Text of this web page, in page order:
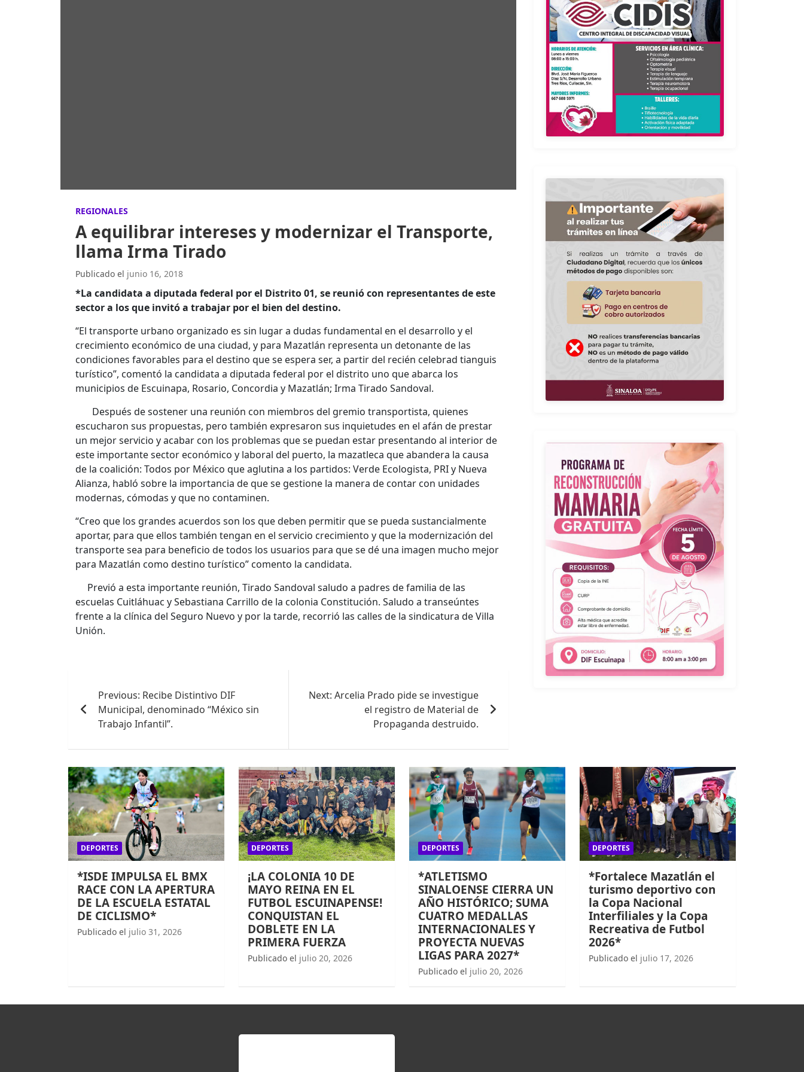
REGIONALES
A equilibrar intereses y modernizar el Transporte,
llama Irma Tirado
Publicado el junio 16, 2018
*La candidata a diputada federal por el Distrito 01, se reunió con representantes de este
sector a los que invitó a trabajar por el bien del destino.
“El transporte urbano organizado es sin lugar a dudas fundamental en el desarrollo y el
crecimiento económico de una ciudad, y para Mazatlán representa un detonante de las
condiciones favorables para el destino que se espera ser, a partir del recién celebrad tianguis
turístico”, comentó la candidata a diputada federal por el distrito uno que abarca los
municipios de Escuinapa, Rosario, Concordia y Mazatlán; Irma Tirado Sandoval.
Después de sostener una reunión con miembros del gremio transportista, quienes
escucharon sus propuestas, pero también expresaron sus inquietudes en el afán de prestar
un mejor servicio y acabar con los problemas que se puedan estar presentando al interior de
este importante sector económico y laboral del puerto, la mazatleca que abandera la causa
de la coalición: Todos por México que aglutina a los partidos: Verde Ecologista, PRI y Nueva
Alianza, habló sobre la importancia de que se gestione la manera de contar con unidades
modernas, cómodas y que no contaminen.
“Creo que los grandes acuerdos son los que deben permitir que se pueda sustancialmente
aportar, para que ellos también tengan en el servicio crecimiento y que la modernización del
transporte sea para beneficio de todos los usuarios para que se dé una imagen mucho mejor
para Mazatlán como destino turístico” comento la candidata.
Previó a esta importante reunión, Tirado Sandoval saludo a padres de familia de las
escuelas Cuitláhuac y Sebastiana Carrillo de la colonia Constitución. Saludo a transeúntes
frente a la clínica del Seguro Nuevo y por la tarde, recorrió las calles de la sindicatura de Villa
Unión.
de
entradas
Previous: Recibe Distintivo DIF
Municipal, denominado “México sin
Trabajo Infantil”.
Next: Arcelia Prado pide se investigue
el registro de Material de
Propaganda destruido.
DEPORTES
*ISDE IMPULSA EL BMX
RACE CON LA APERTURA
DE LA ESCUELA ESTATAL
DE CICLISMO*
Publicado el julio 31, 2026
DEPORTES
¡LA COLONIA 10 DE
MAYO REINA EN EL
FUTBOL ESCUINAPENSE!
CONQUISTAN EL
DOBLETE EN LA
PRIMERA FUERZA
Publicado el julio 20, 2026
DEPORTES
*ATLETISMO
SINALOENSE CIERRA UN
AÑO HISTÓRICO; SUMA
CUATRO MEDALLAS
INTERNACIONALES Y
PROYECTA NUEVAS
LIGAS PARA 2027*
Publicado el julio 20, 2026
DEPORTES
*Fortalece Mazatlán el
turismo deportivo con
la Copa Nacional
Interfiliales y la Copa
Recreativa de Futbol
2026*
Publicado el julio 17, 2026